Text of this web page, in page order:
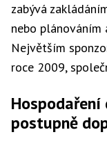
zabývá
nebo plánováním
Největším
roce 2009,
postupně